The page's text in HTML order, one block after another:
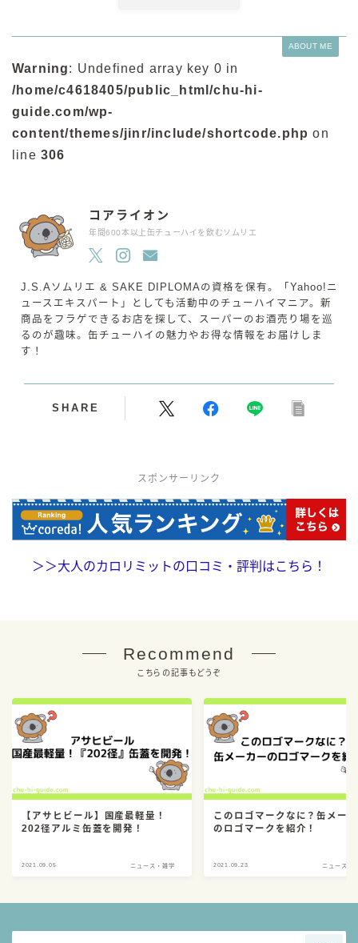
ABOUT ME
Warning: Undefined array key 0 in
/home/c4618405/public_html/chu-hi-
guide.com/wp-
content/themes/jinr/include/shortcode.php on
line 306
コアライオン
年間600本以上缶チューハイを飲むソムリエ
J.S.Aソムリエ & SAKE DIPLOMAの資格を保有。「Yahoo!ニ
ュースエキスパート」としても活動中のチューハイマニア。新
商品をフラゲできるお店を探して、スーパーのお酒売り場を巡
るのが趣味。缶チューハイの魅力やお得な情報をお届けしま
す！
SHARE
スポンサーリンク
＞＞大人のカロリミットの口コミ・評判はこちら！
Recommend
こちらの記事もどうぞ
【アサヒビール】国産最軽量！
202径アルミ缶蓋を開発！
2021.09.05 ニュース・雑学
このロゴマークなに？缶メー
のロゴマークを紹介！
2021.09.23 ニュース・